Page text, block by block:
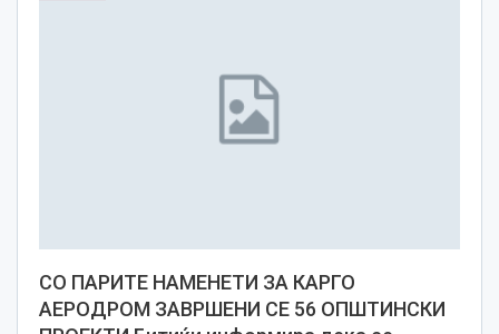
СО ПАРИТЕ НАМЕНЕТИ ЗА КАРГО
АЕРОДРОМ ЗАВРШЕНИ СЕ 56 ОПШТИНСКИ